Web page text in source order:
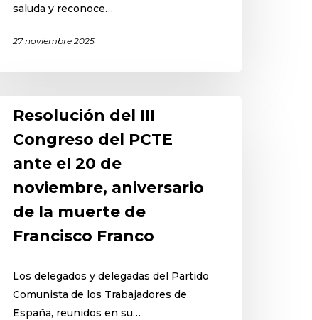
saluda y reconoce…
27 noviembre 2025
Resolución del III
Congreso del PCTE
ante el 20 de
noviembre, aniversario
de la muerte de
Francisco Franco
Los delegados y delegadas del Partido
Comunista de los Trabajadores de
España, reunidos en su…